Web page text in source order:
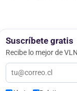
Suscríbete gratis
Recibe lo mejor de